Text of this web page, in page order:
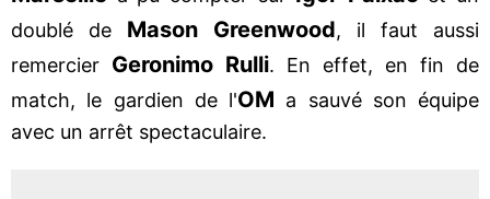
doublé de Mason Greenwood, il faut aussi
remercier Geronimo Rulli. En effet, en fin de
match, le gardien de l'OM a sauvé son équipe
avec un arrêt spectaculaire.